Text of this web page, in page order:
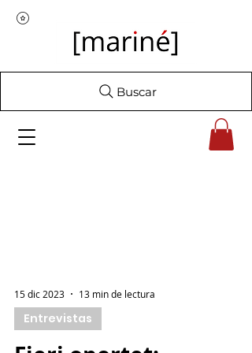
Buscar
15 dic 2023 13 min de lectura
Entrevistas